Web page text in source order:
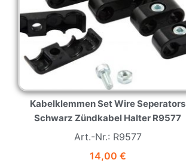
Kabelklemmen Set Wire Seperators
Schwarz Zündkabel Halter R9577
Art.-Nr.: R9577
14,00 €